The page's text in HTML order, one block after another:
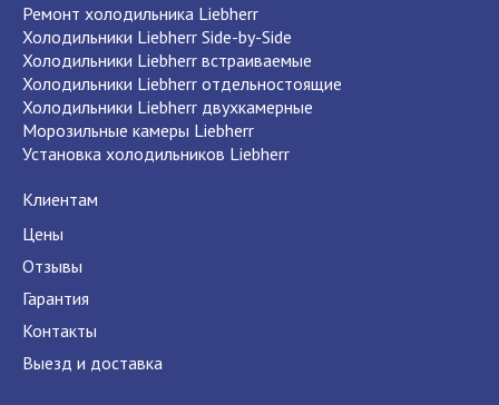
Ремонт холодильника Liebherr
Холодильники Liebherr Side-by-Side
Холодильники Liebherr встраиваемые
Холодильники Liebherr отдельностоящие
Холодильники Liebherr двухкамерные
Морозильные камеры Liebherr
Установка холодильников Liebherr
Клиентам
Цены
Отзывы
Гарантия
Контакты
Выезд и доставка